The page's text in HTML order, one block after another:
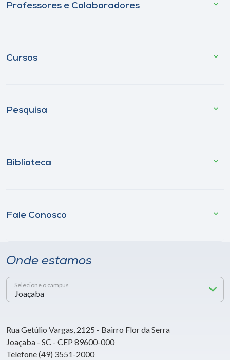
Professores e Colaboradores
Cursos
Pesquisa
Biblioteca
Fale Conosco
Onde estamos
Selecione o campus
Rua Getúlio Vargas, 2125 - Bairro Flor da Serra
Joaçaba - SC - CEP 89600-000
Telefone (49) 3551-2000